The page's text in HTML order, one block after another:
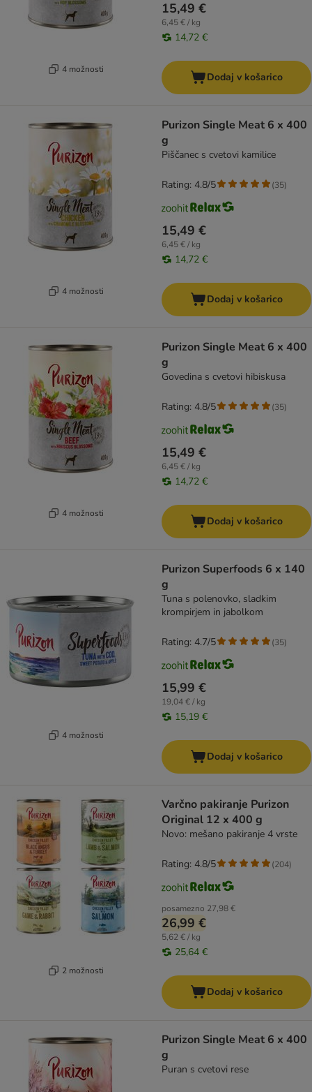
4 možnosti
15,49 €
6,45 € / kg
14,72 €
Dodaj v košarico
4 možnosti
Purizon Single Meat 6 x 400
g
Piščanec s cvetovi kamilice
15,49 €
6,45 € / kg
14,72 €
Rating: 4.8/5 (35)
Dodaj v košarico
4 možnosti
Purizon Single Meat 6 x 400
g
Govedina s cvetovi hibiskusa
15,49 €
6,45 € / kg
14,72 €
Rating: 4.8/5 (35)
Dodaj v košarico
4 možnosti
Purizon Superfoods 6 x 140
g
Tuna s polenovko, sladkim
krompirjem in jabolkom
15,99 €
19,04 € / kg
15,19 €
Rating: 4.7/5 (35)
Dodaj v košarico
2 možnosti
Varčno pakiranje Purizon
Original 12 x 400 g
Novo: mešano pakiranje 4 vrste
posamezno 27,98 €
26,99 €
5,62 € / kg
25,64 €
Rating: 4.8/5 (204)
Dodaj v košarico
Purizon Single Meat 6 x 400
g
Puran s cvetovi rese